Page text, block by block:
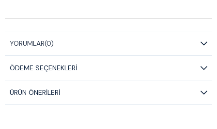
YORUMLAR(0)
ÖDEME SEÇENEKLERI
ÜRÜN ÖNERILERI